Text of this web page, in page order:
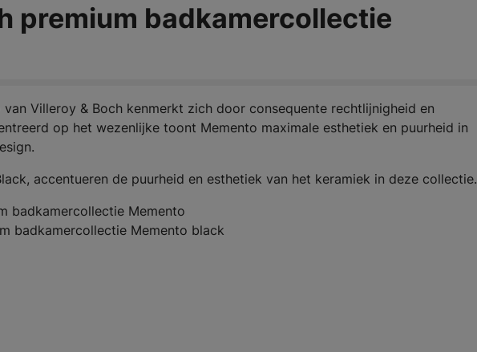
premium badkamercollectie
Villeroy & Boch kenmerkt zich door consequente rechtlijnigheid en
op het wezenlijke toont Memento maximale esthetiek en puurheid in
accentueren de puurheid en esthetiek van het keramiek in deze collectie.
badkamercollectie Memento
badkamercollectie Memento black